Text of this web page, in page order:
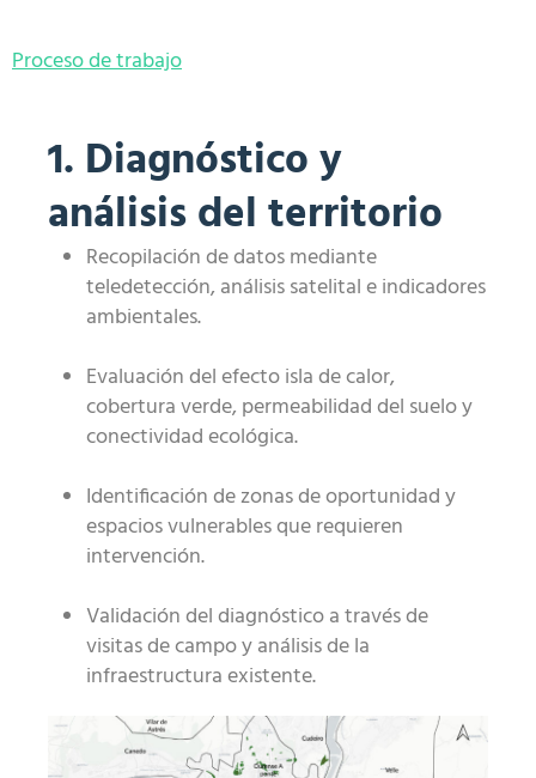
Proceso de trabajo
1. Diagnóstico y
análisis del territorio
Recopilación de datos mediante
teledetección, análisis satelital e indicadores
ambientales.
Evaluación del efecto isla de calor,
cobertura verde, permeabilidad del suelo y
conectividad ecológica.
Identificación de zonas de oportunidad y
espacios vulnerables que requieren
intervención.
Validación del diagnóstico a través de
visitas de campo y análisis de la
infraestructura existente.